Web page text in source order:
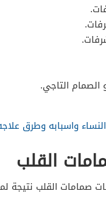
الصمام التاجي.
واسبابه وطرق
القلب
صمامات القلب نتيجة